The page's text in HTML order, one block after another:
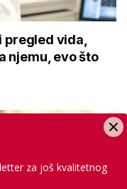
pregled vida,
njemu, evo što
za još kvalitetnog